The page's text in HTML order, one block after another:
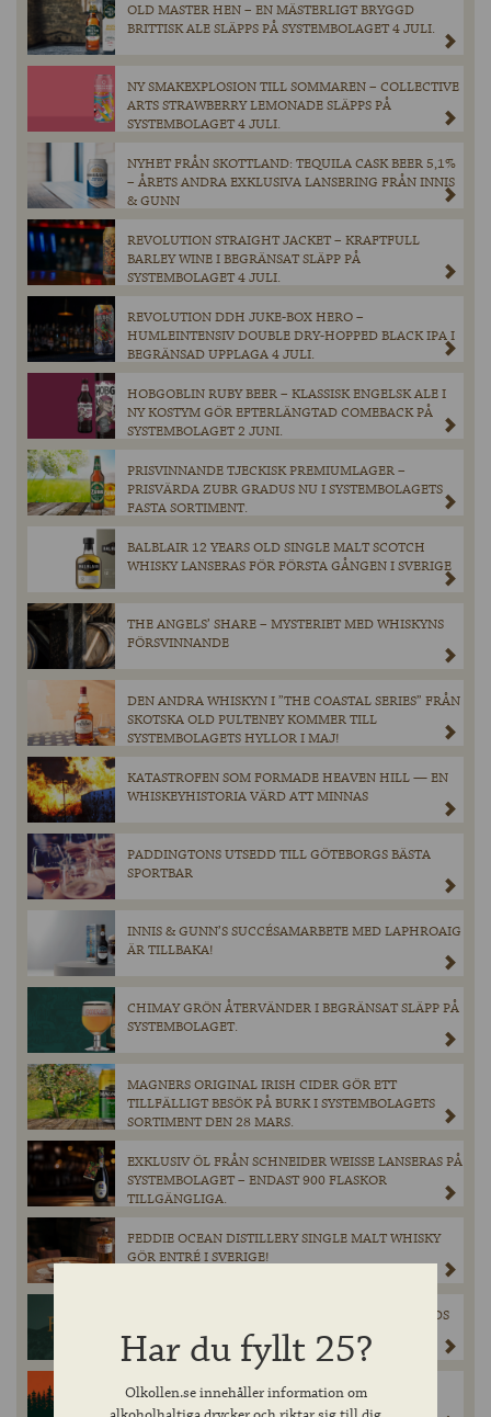
OLD MASTER HEN – EN MÄSTERLIGT BRYGGD
BRITTISK ALE SLÄPPS PÅ SYSTEMBOLAGET 4 JULI.
NY SMAKEXPLOSION TILL SOMMAREN – COLLECTIVE
ARTS STRAWBERRY LEMONADE SLÄPPS PÅ
SYSTEMBOLAGET 4 JULI.
NYHET FRÅN SKOTTLAND: TEQUILA CASK BEER 5,1%
– ÅRETS ANDRA EXKLUSIVA LANSERING FRÅN INNIS
& GUNN
REVOLUTION STRAIGHT JACKET – KRAFTFULL
BARLEY WINE I BEGRÄNSAT SLÄPP PÅ
SYSTEMBOLAGET 4 JULI.
REVOLUTION DDH JUKE-BOX HERO –
HUMLEINTENSIV DOUBLE DRY-HOPPED BLACK IPA I
BEGRÄNSAD UPPLAGA 4 JULI.
HOBGOBLIN RUBY BEER – KLASSISK ENGELSK ALE I
NY KOSTYM GÖR EFTERLÄNGTAD COMEBACK PÅ
SYSTEMBOLAGET 2 JUNI.
PRISVINNANDE TJECKISK PREMIUMLAGER –
PRISVÄRDA ZUBR GRADUS NU I SYSTEMBOLAGETS
FASTA SORTIMENT.
BALBLAIR 12 YEARS OLD SINGLE MALT SCOTCH
WHISKY LANSERAS FÖR FÖRSTA GÅNGEN I SVERIGE
THE ANGELS’ SHARE – MYSTERIET MED WHISKYNS
FÖRSVINNANDE
DEN ANDRA WHISKYN I ”THE COASTAL SERIES” FRÅN
SKOTSKA OLD PULTENEY KOMMER TILL
SYSTEMBOLAGETS HYLLOR I MAJ!
KATASTROFEN SOM FORMADE HEAVEN HILL — EN
WHISKEYHISTORIA VÄRD ATT MINNAS
PADDINGTONS UTSEDD TILL GÖTEBORGS BÄSTA
SPORTBAR
INNIS & GUNN’S SUCCÉSAMARBETE MED LAPHROAIG
ÄR TILLBAKA!
CHIMAY GRÖN ÅTERVÄNDER I BEGRÄNSAT SLÄPP PÅ
SYSTEMBOLAGET.
MAGNERS ORIGINAL IRISH CIDER GÖR ETT
TILLFÄLLIGT BESÖK PÅ BURK I SYSTEMBOLAGETS
SORTIMENT DEN 28 MARS.
EXKLUSIV ÖL FRÅN SCHNEIDER WEISSE LANSERAS PÅ
SYSTEMBOLAGET – ENDAST 900 FLASKOR
TILLGÄNGLIGA.
FEDDIE OCEAN DISTILLERY SINGLE MALT WHISKY
GÖR ENTRÉ I SVERIGE!
FERCULLEN HYLLAS PÅ WORLD WHISKIES AWARDS
2025
CINCINNATIBRYGGERI SLÄPPER GULDVINNANDE
HAPPY AMBER PÅ SYSTEMBOLAGET 1 MARS.
Har du fyllt 25?
Olkollen.se innehåller information om